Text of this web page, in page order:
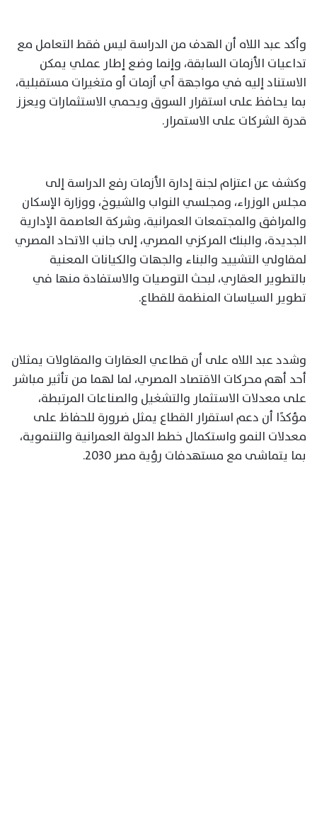
وأكد عبد اللاه أن الهدف من الدراسة ليس فقط التعامل مع
تداعيات الأزمات السابقة، وإنما وضع إطار عملي يمكن
الاستناد إليه في مواجهة أي أزمات أو متغيرات مستقبلية،
بما يحافظ على استقرار السوق ويحمي الاستثمارات ويعزز
قدرة الشركات على الاستمرار.
وكشف عن اعتزام لجنة إدارة الأزمات رفع الدراسة إلى
مجلس الوزراء، ومجلسي النواب والشيوخ، ووزارة الإسكان
والمرافق والمجتمعات العمرانية، وشركة العاصمة الإدارية
الجديدة، والبنك المركزي المصري، إلى جانب الاتحاد المصري
لمقاولي التشييد والبناء والجهات والكيانات المعنية
بالتطوير العقاري، لبحث التوصيات والاستفادة منها في
تطوير السياسات المنظمة للقطاع.
وشدد عبد اللاه على أن قطاعي العقارات والمقاولات يمثلان
أحد أهم محركات الاقتصاد المصري، لما لهما من تأثير مباشر
على معدلات الاستثمار والتشغيل والصناعات المرتبطة،
مؤكدًا أن دعم استقرار القطاع يمثل ضرورة للحفاظ على
معدلات النمو واستكمال خطط الدولة العمرانية والتنموية،
بما يتماشى مع مستهدفات رؤية مصر 2030.